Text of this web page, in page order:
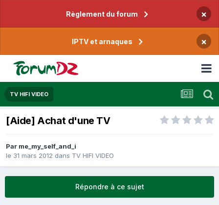
Règlement du forum ×
IPTV et arnaques ×
TV HIFI VIDEO
[Aide] Achat d'une TV
Par me_my_self_and_i
le 31 mars 2012 dans TV HIFI VIDEO
Répondre à ce sujet